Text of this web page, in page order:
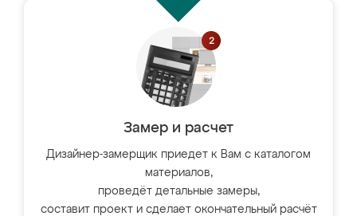
Замер и расчет
Дизайнер-замерщик приедет к Вам с каталогом
материалов,
проведёт детальные замеры,
составит проект и сделает окончательный расчёт